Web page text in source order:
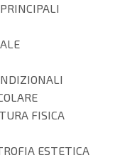
FISICA
ESTETICA